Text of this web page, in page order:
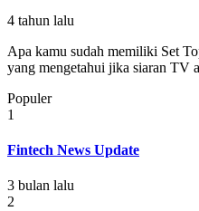
4 tahun lalu
Apa kamu sudah memiliki Set
yang mengetahui jika siaran TV
Populer
1
Fintech News Update
3 bulan lalu
2